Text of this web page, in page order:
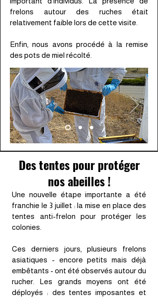
frelons autour des ruches était
relativement faible lors de cette visite.
Enfin, nous avons procédé à la remise
des pots de miel récolté.
Des tentes pour protéger
nos abeilles !
Une nouvelle étape importante a été
franchie le 3 juillet : la mise en place des
tentes anti-frelon pour protéger les
colonies.
Ces derniers jours, plusieurs frelons
asiatiques - encore petits mais déjà
embêtants - ont été observés autour du
rucher. Les grands moyens ont été
déployés : des tentes imposantes et